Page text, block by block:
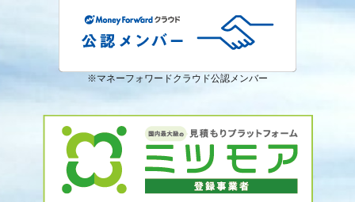
※マネーフォワードクラウド公認メンバー